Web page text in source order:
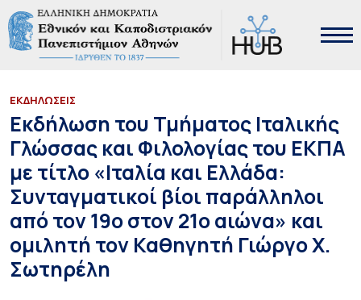
ΕΚΔΗΛΩΣΕΙΣ
Εκδήλωση του Τμήματος Ιταλικής
Γλώσσας και Φιλολογίας του ΕΚΠΑ
με τίτλο «Ιταλία και Ελλάδα:
Συνταγματικοί βίοι παράλληλοι
από τον 19ο στον 21ο αιώνα» και
ομιλητή τον Καθηγητή Γιώργο Χ.
Σωτηρέλη